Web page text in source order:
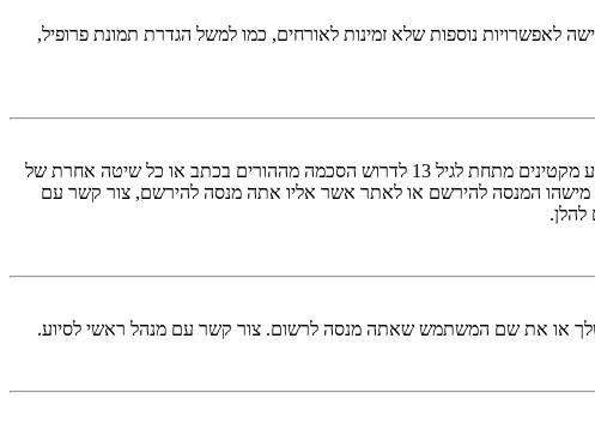
נוספות שלא זמינות לאורחים, כמו למשל הגדרת תמונת פרופיל,
COPPA, או החוק לפרטיות והגנה המקוונת של הילד של 1998, הוא חוק בארצות הברית הדורש מאתרים ברשת אשר יכולים לאסוף מידע מקטינים מתחת לגיל 13 לדרוש הסכמה מההורים בכתב או כל שיטה אחרת של
מתחת לגיל 14 13. אם אינך בטוח אם חוק זה חל לגביך בתור מישהו המנסה להירשם או לאתר אשר אליו אתה מנסה להירשם, צור קשר עם